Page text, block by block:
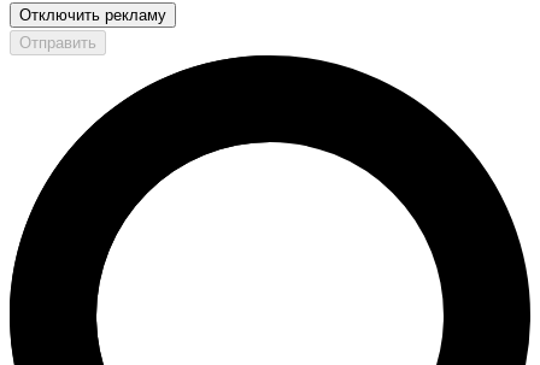
Отключить рекламу
Отправить